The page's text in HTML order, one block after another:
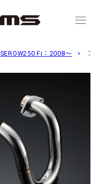
menu
SEROW250 Fi：2008〜 フ